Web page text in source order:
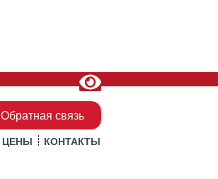
Обратная связь
ЦЕНЫ КОНТАКТЫ